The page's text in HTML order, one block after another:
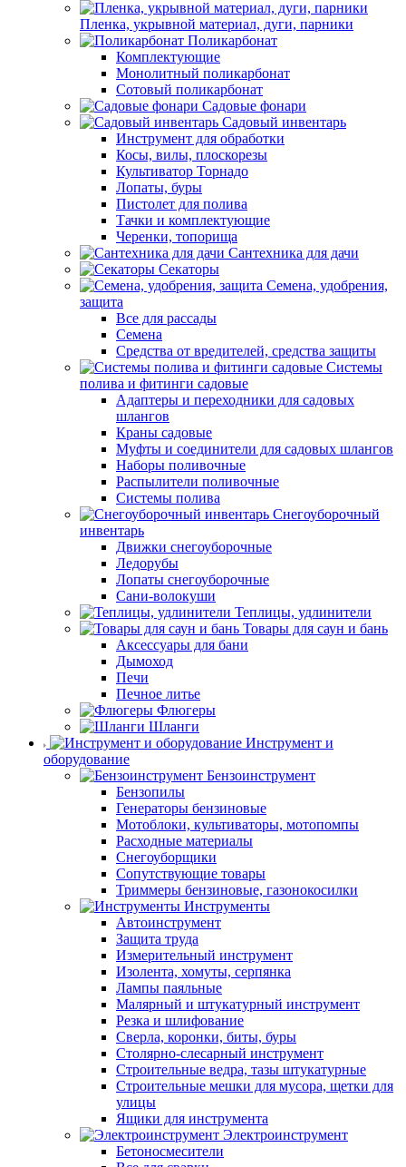
Пленка, укрывной материал, дуги, парники
Поликарбонат
Комплектующие
Монолитный поликарбонат
Сотовый поликарбонат
Садовые фонари
Садовый инвентарь
Инструмент для обработки
Косы, вилы, плоскорезы
Культиватор Торнадо
Лопаты, буры
Пистолет для полива
Тачки и комплектующие
Черенки, топорища
Сантехника для дачи
Секаторы
Семена, удобрения,
защита
Все для рассады
Семена
Средства от вредителей, средства защиты
Системы
полива и фитинги садовые
Адаптеры и переходники для садовых
шлангов
Краны садовые
Муфты и соединители для садовых шлангов
Наборы поливочные
Распылители поливочные
Системы полива
Снегоуборочный
инвентарь
Движки снегоуборочные
Ледорубы
Лопаты снегоуборочные
Сани-волокуши
Теплицы, удлинители
Товары для саун и бань
Аксессуары для бани
Дымоход
Печи
Печное литье
Флюгеры
Шланги
Инструмент и
оборудование
Бензоинструмент
Бензопилы
Генераторы бензиновые
Мотоблоки, культиваторы, мотопомпы
Расходные материалы
Снегоуборщики
Сопутствующие товары
Триммеры бензиновые, газонокосилки
Инструменты
Автоинструмент
Защита труда
Измерительный инструмент
Изолента, хомуты, серпянка
Лампы паяльные
Малярный и штукатурный инструмент
Резка и шлифование
Сверла, коронки, биты, буры
Столярно-слесарный инструмент
Строительные ведра, тазы штукатурные
Строительные мешки для мусора, щетки для
улицы
Ящики для инструмента
Электроинструмент
Бетоносмесители